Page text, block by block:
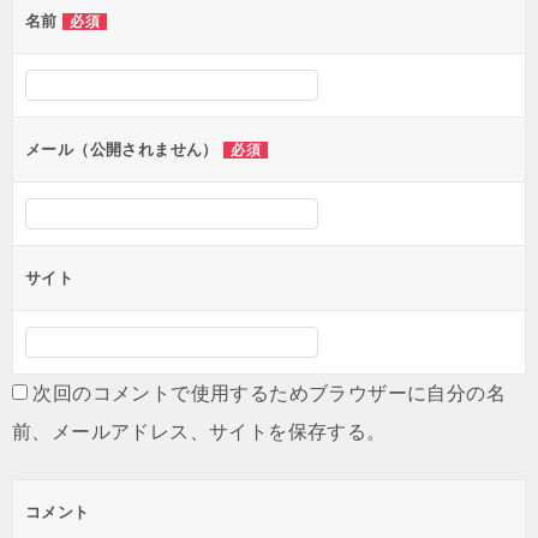
ー
シ
ン
名前 必須
メール（公開されません） 必須
サイト
次回のコメントで使用するためブラウザーに自分の名
前、メールアドレス、サイトを保存する。
コメント